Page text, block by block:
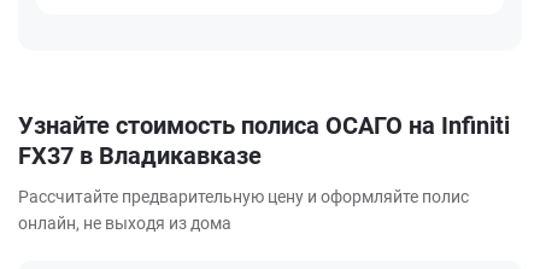
Узнайте стоимость полиса ОСАГО на Infiniti
FX37 в Владикавказе
Рассчитайте предварительную цену и оформляйте полис
онлайн, не выходя из дома